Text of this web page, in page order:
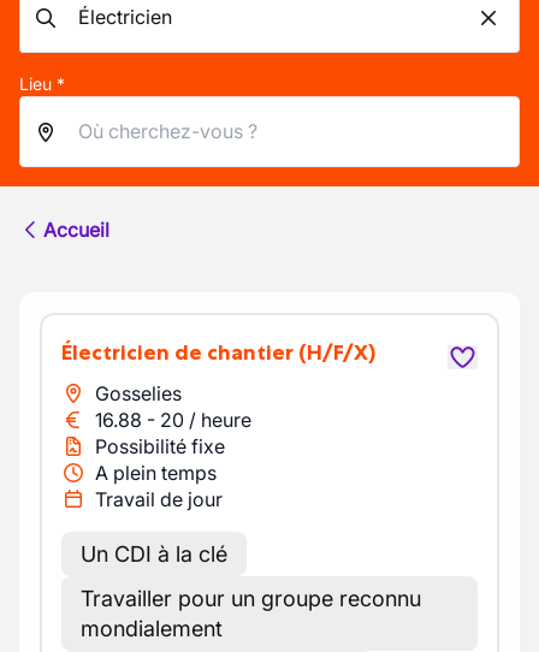
Lieu *
Accueil
Électricien de chantier (H/F/X)
Gosselies
16.88 - 20 / heure
Possibilité fixe
A plein temps
Travail de jour
Un CDI à la clé
Travailler pour un groupe reconnu
mondialement